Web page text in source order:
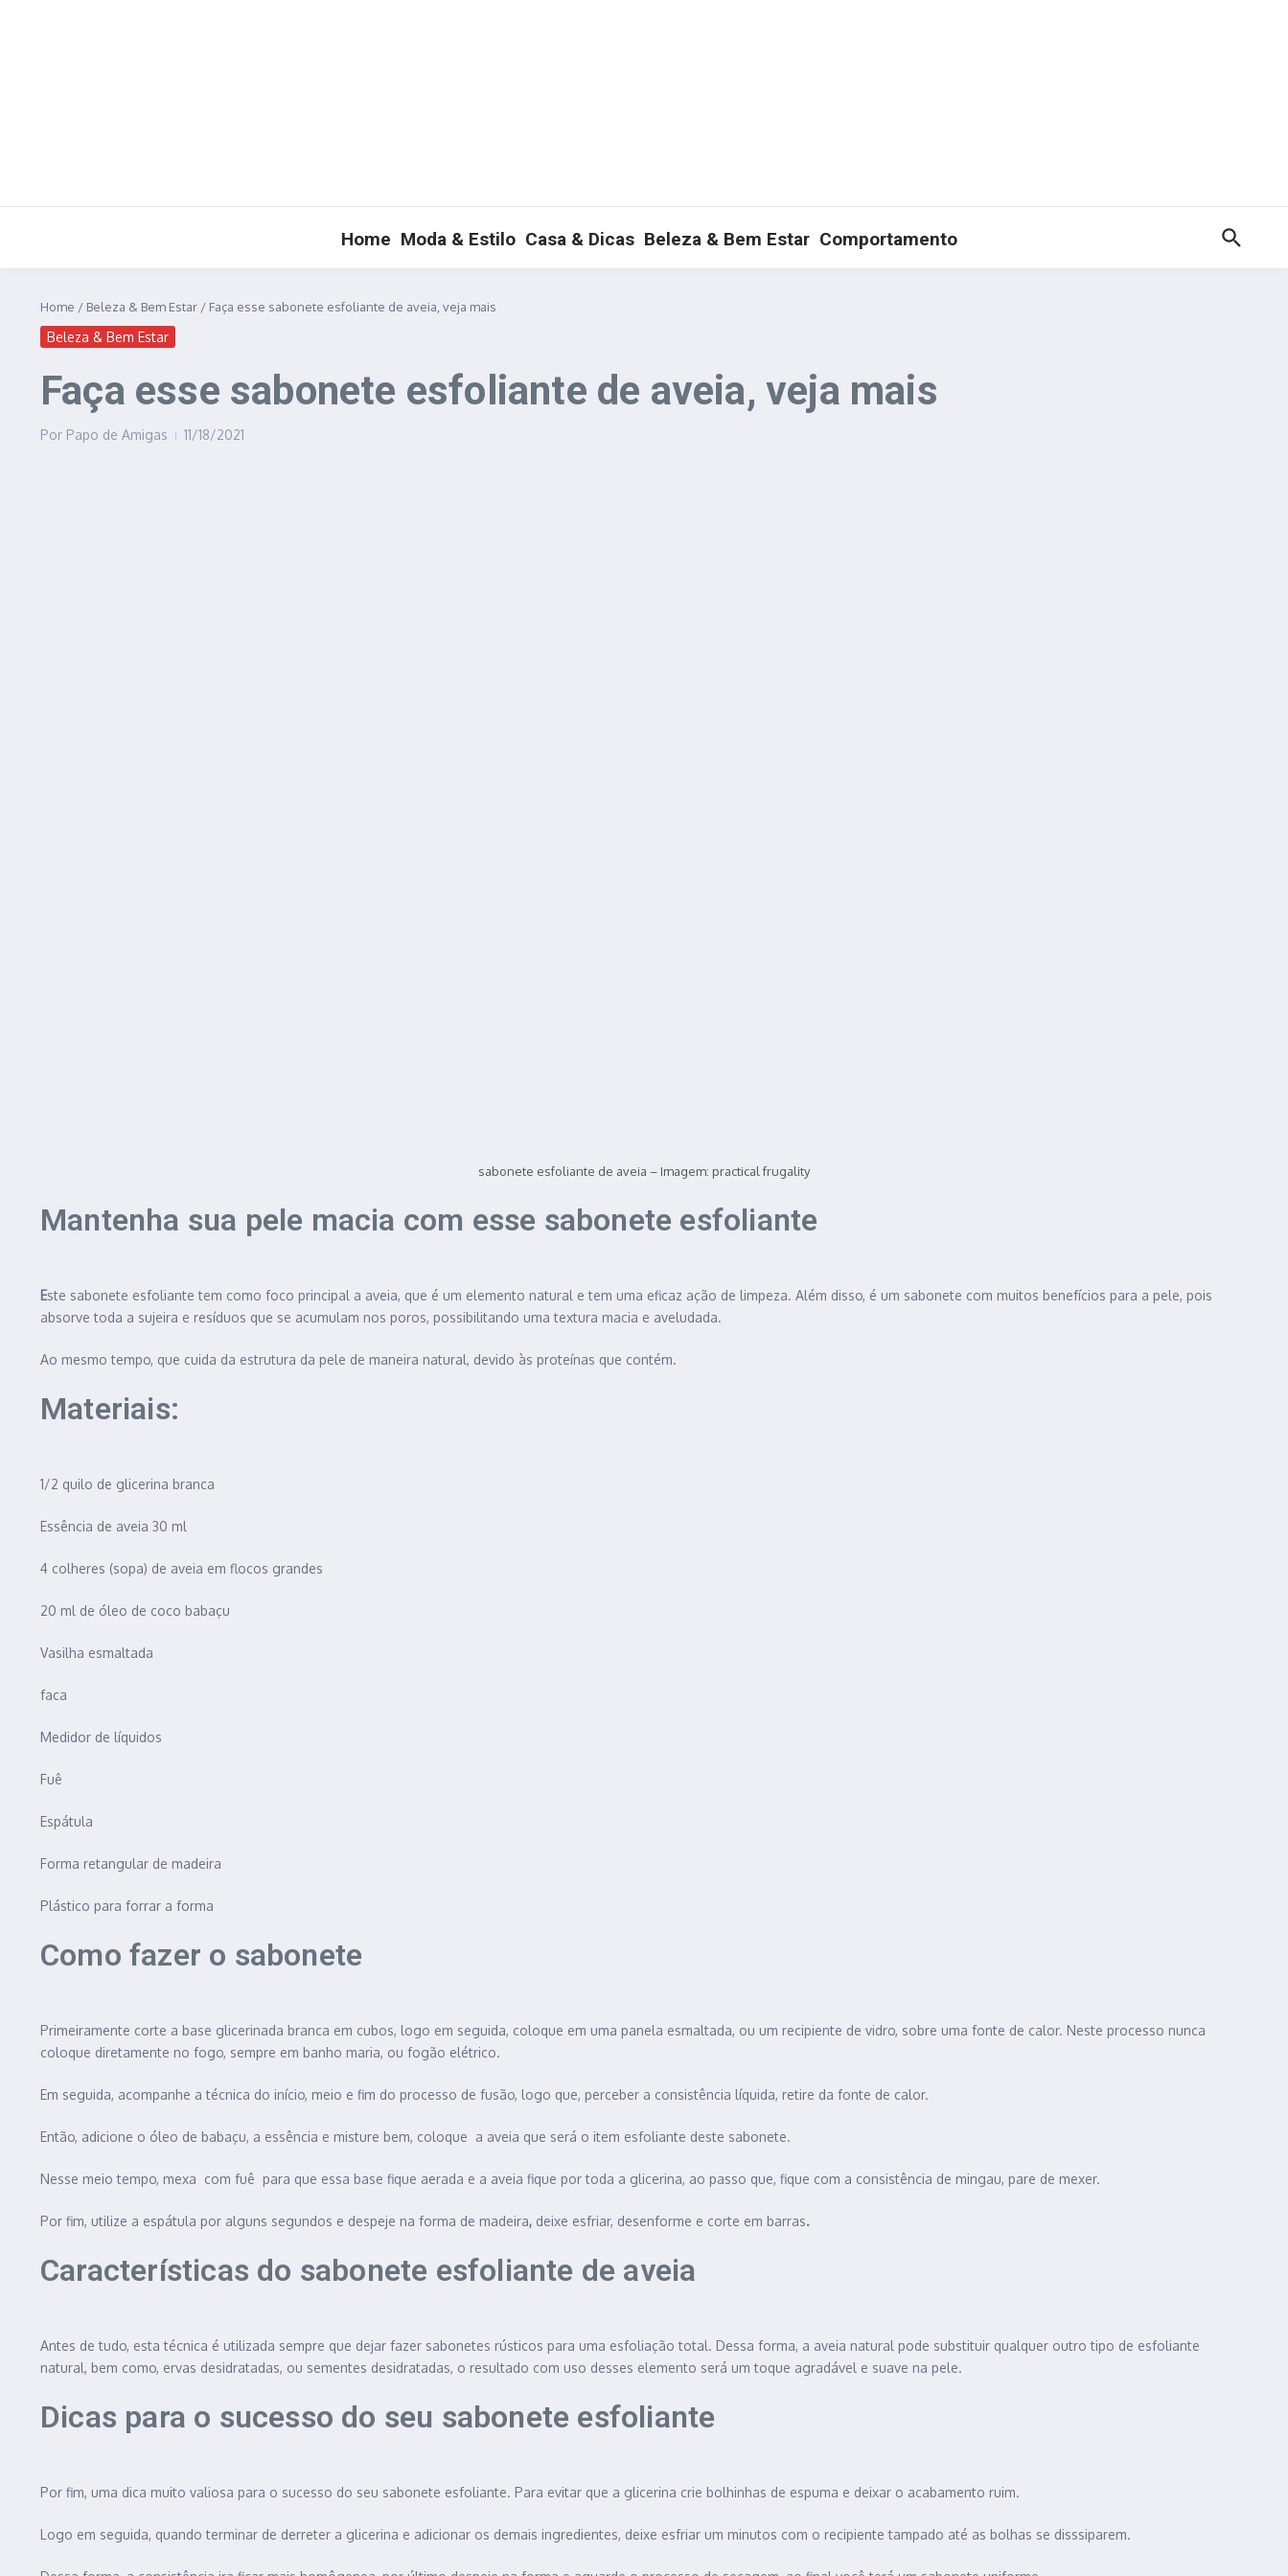
Home Moda & Estilo Casa & Dicas Beleza & Bem Estar Comportamento
Home / Beleza & Bem Estar / Faça esse sabonete esfoliante de aveia, veja mais
Beleza & Bem Estar
Faça esse sabonete esfoliante de aveia, veja mais
Por Papo de Amigas 11/18/2021
sabonete esfoliante de aveia – Imagem: practical frugality
Mantenha sua pele macia com esse sabonete esfoliante
Este sabonete esfoliante tem como foco principal a aveia, que é um elemento natural e tem uma eficaz ação de limpeza. Além disso, é um sabonete com muitos benefícios para a pele, pois
absorve toda a sujeira e resíduos que se acumulam nos poros, possibilitando uma textura macia e aveludada.
Ao mesmo tempo, que cuida da estrutura da pele de maneira natural, devido às proteínas que contém.
Materiais:
1/2 quilo de glicerina branca
Essência de aveia 30 ml
4 colheres (sopa) de aveia em flocos grandes
20 ml de óleo de coco babaçu
Vasilha esmaltada
faca
Medidor de líquidos
Fuê
Espátula
Forma retangular de madeira
Plástico para forrar a forma
Como fazer o sabonete
Primeiramente corte a base glicerinada branca em cubos, logo em seguida, coloque em uma panela esmaltada, ou um recipiente de vidro, sobre uma fonte de calor. Neste processo nunca
coloque diretamente no fogo, sempre em banho maria, ou fogão elétrico.
Em seguida, acompanhe a técnica do início, meio e fim do processo de fusão, logo que, perceber a consistência líquida, retire da fonte de calor.
Então, adicione o óleo de babaçu, a essência e misture bem, coloque a aveia que será o item esfoliante deste sabonete.
Nesse meio tempo, mexa com fuê para que essa base fique aerada e a aveia fique por toda a glicerina, ao passo que, fique com a consistência de mingau, pare de mexer.
Por fim, utilize a espátula por alguns segundos e despeje na forma de madeira, deixe esfriar, desenforme e corte em barras.
Características do sabonete esfoliante de aveia
Antes de tudo, esta técnica é utilizada sempre que dejar fazer sabonetes rústicos para uma esfoliação total. Dessa forma, a aveia natural pode substituir qualquer outro tipo de esfoliante
natural, bem como, ervas desidratadas, ou sementes desidratadas, o resultado com uso desses elemento será um toque agradável e suave na pele.
Dicas para o sucesso do seu sabonete esfoliante
Por fim, uma dica muito valiosa para o sucesso do seu sabonete esfoliante. Para evitar que a glicerina crie bolhinhas de espuma e deixar o acabamento ruim.
Logo em seguida, quando terminar de derreter a glicerina e adicionar os demais ingredientes, deixe esfriar um minutos com o recipiente tampado até as bolhas se disssiparem.